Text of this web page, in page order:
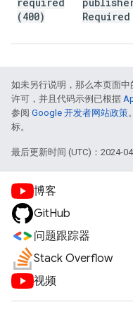
(400)
Required
如未另行说明，那么本页面中
许可，并且代码示例已根据
参阅 Google 开发者网站政策
标。
最后更新时间 (UTC)：2024-
博客
GitHub
问题跟踪器
Stack Overflow
视频